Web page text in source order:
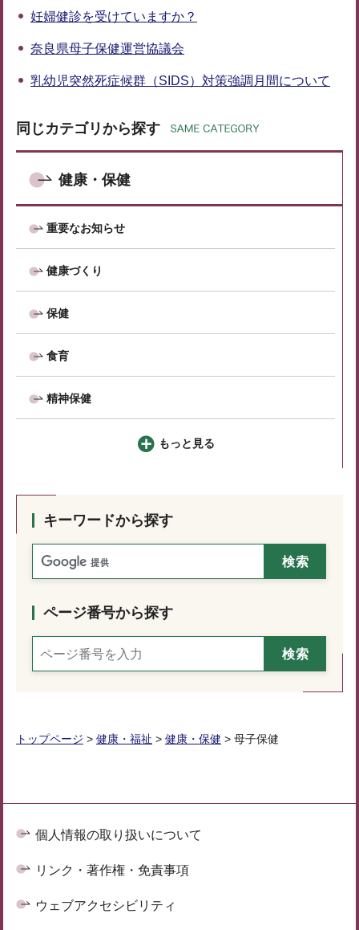
妊婦健診を受けていますか？
奈良県母子保健運営協議会
乳幼児突然死症候群（SIDS）対策強調月間について
同じカテゴリから探す
健康・保健
重要なお知らせ
健康づくり
保健
食育
精神保健
もっと見る
キーワードから探す
ページ番号から探す
トップページ > 健康・福祉 > 健康・保健 > 母子保健
個人情報の取り扱いについて
リンク・著作権・免責事項
ウェブアクセシビリティ